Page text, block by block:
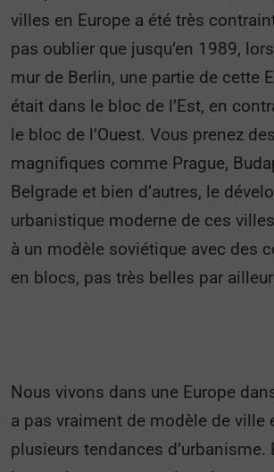
villes en Europe a été très
pas oublier que jusqu’en 1989,
mur de Berlin, une partie de cette
était dans le bloc de l’Est, en
le bloc de l’Ouest. Vous prenez
magnifiques comme Prague,
Belgrade et bien d’autres, le
urbanistique moderne de ces
à un modèle soviétique avec des
en blocs, pas très belles par
Nous vivons dans une Europe
a pas vraiment de modèle de ville
plusieurs tendances d’urbanisme.